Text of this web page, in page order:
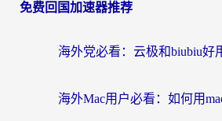
免费回国加速器推荐